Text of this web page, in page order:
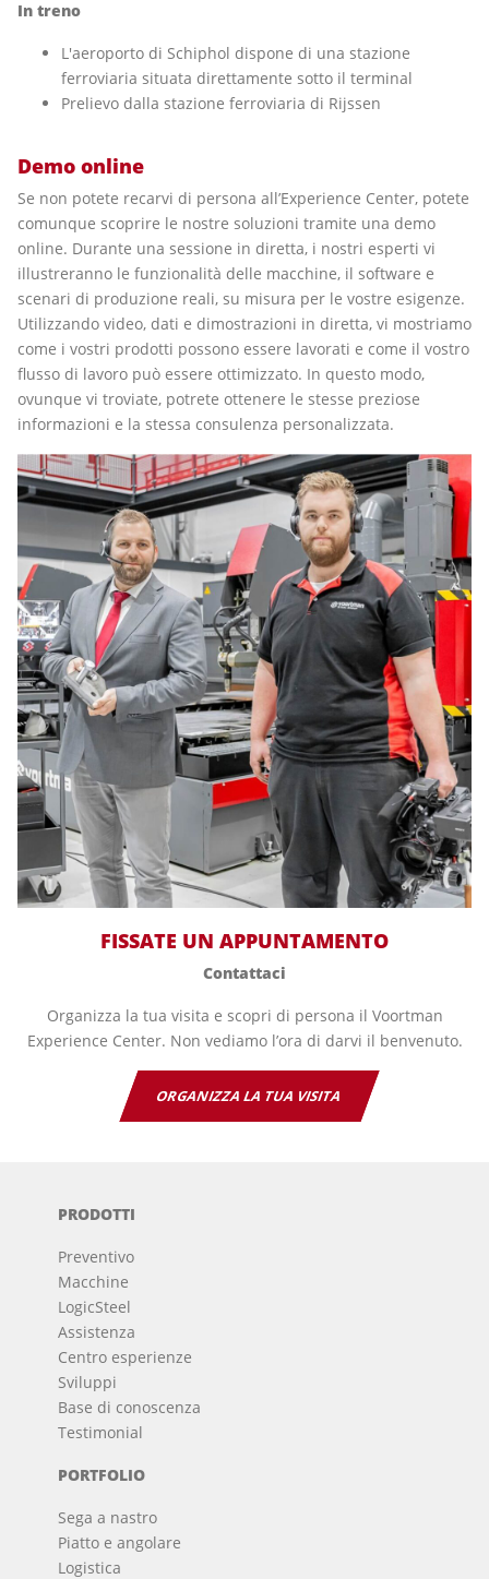
In treno
L'aeroporto di Schiphol dispone di una stazione
ferroviaria situata direttamente sotto il terminal
Prelievo dalla stazione ferroviaria di Rijssen
Demo online
Se non potete recarvi di persona all’Experience Center, potete
comunque scoprire le nostre soluzioni tramite una demo
online. Durante una sessione in diretta, i nostri esperti vi
illustreranno le funzionalità delle macchine, il software e
scenari di produzione reali, su misura per le vostre esigenze.
Utilizzando video, dati e dimostrazioni in diretta, vi mostriamo
come i vostri prodotti possono essere lavorati e come il vostro
flusso di lavoro può essere ottimizzato. In questo modo,
ovunque vi troviate, potrete ottenere le stesse preziose
informazioni e la stessa consulenza personalizzata.
FISSATE UN APPUNTAMENTO
Contattaci
Organizza la tua visita e scopri di persona il Voortman
Experience Center. Non vediamo l’ora di darvi il benvenuto.
ORGANIZZA LA TUA VISITA
PRODOTTI
Preventivo
Macchine
LogicSteel
Assistenza
Centro esperienze
Sviluppi
Base di conoscenza
Testimonial
PORTFOLIO
Sega a nastro
Piatto e angolare
Logistica